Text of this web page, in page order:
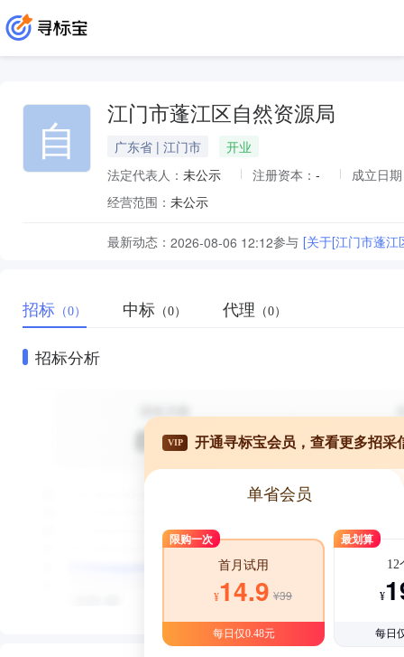
自 江门市蓬江区自然资源局
广东省 | 江门市
开业
法定代表人： 未公示 注册资本： -
成立日
经营范围： 未公示
最新动态： 2026-08-06 12:12参与 [关于[江门市蓬
招标 （0） 中标 （0） 代理 （0）
招标分析
VIP 开通寻标宝会员，查看更多招采
单省会员
限购一次
首月试用
¥14.9 ¥39
每日仅0.48元
最划算
12
¥
每日